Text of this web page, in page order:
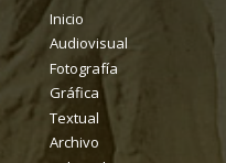
Inicio
Audiovisual
Fotografía
Gráfica
Textual
Archivo